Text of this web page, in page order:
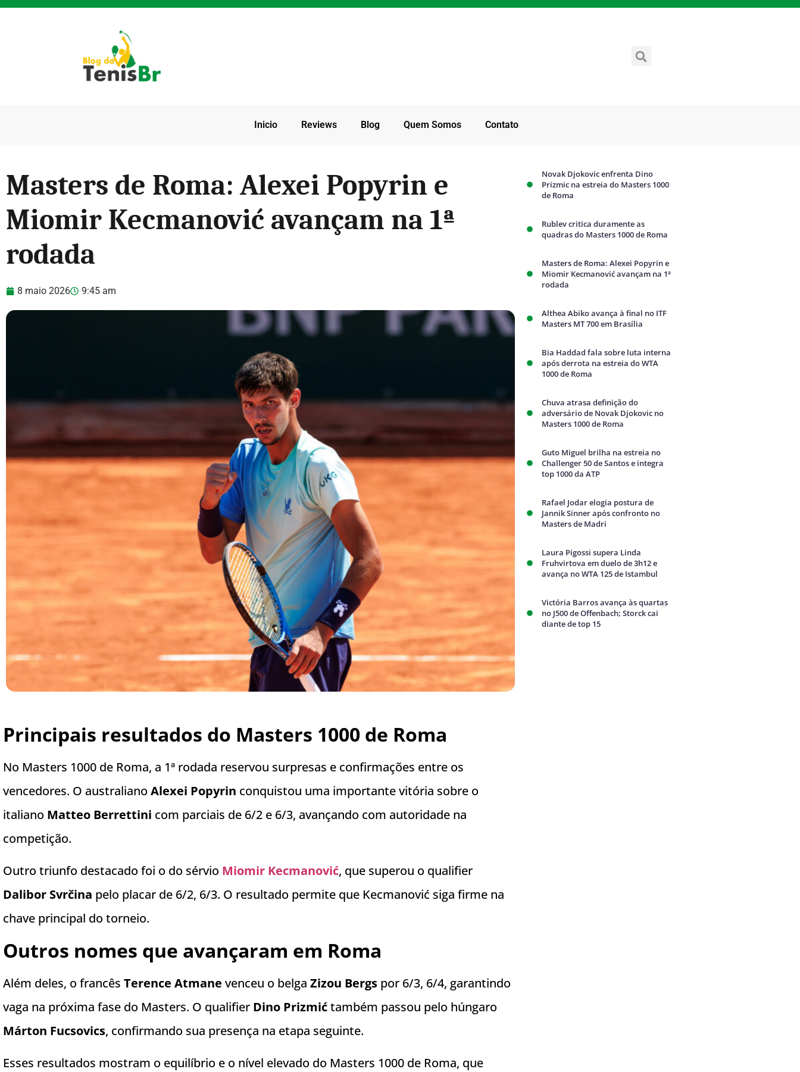
Inicio Reviews Blog Quem Somos Contato
Masters de Roma: Alexei Popyrin e
Miomir Kecmanović avançam na 1ª
rodada
8 maio 2026 9:45 am
Principais resultados do Masters 1000 de Roma
No Masters 1000 de Roma, a 1ª rodada reservou surpresas e confirmações entre os
vencedores. O australiano Alexei Popyrin conquistou uma importante vitória sobre o
italiano Matteo Berrettini com parciais de 6/2 e 6/3, avançando com autoridade na
competição.
Outro triunfo destacado foi o do sérvio Miomir Kecmanović, que superou o qualifier
Dalibor Svrčina pelo placar de 6/2, 6/3. O resultado permite que Kecmanović siga firme na
chave principal do torneio.
Outros nomes que avançaram em Roma
Além deles, o francês Terence Atmane venceu o belga Zizou Bergs por 6/3, 6/4, garantindo
vaga na próxima fase do Masters. O qualifier Dino Prizmićtambém passou pelo húngaro
Márton Fucsovics, confirmando sua presença na etapa seguinte.
Esses resultados mostram o equilíbrio e o nível elevado do Masters 1000 de Roma, que
Novak Djokovic enfrenta Dino
Prizmic na estreia do Masters 1000
de Roma
Rublev critica duramente as
quadras do Masters 1000 de Roma
Masters de Roma: Alexei Popyrin e
Miomir Kecmanović avançam na 1ª
rodada
Althea Abiko avança à final no ITF
Masters MT 700 em Brasília
Bia Haddad fala sobre luta interna
após derrota na estreia do WTA
1000 de Roma
Chuva atrasa definição do
adversário de Novak Djokovic no
Masters 1000 de Roma
Guto Miguel brilha na estreia no
Challenger 50 de Santos e integra
top 1000 da ATP
Rafael Jodar elogia postura de
Jannik Sinner após confronto no
Masters de Madri
Laura Pigossi supera Linda
Fruhvirtova em duelo de 3h12 e
avança no WTA 125 de Istambul
Victória Barros avança às quartas
no J500 de Offenbach; Storck cai
diante de top 15